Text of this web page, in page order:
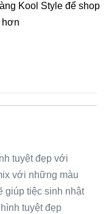
Kool Style để shop
hơn
tuyệt đẹp với
với những màu
giúp tiệc sinh nhật
tuyệt đẹp